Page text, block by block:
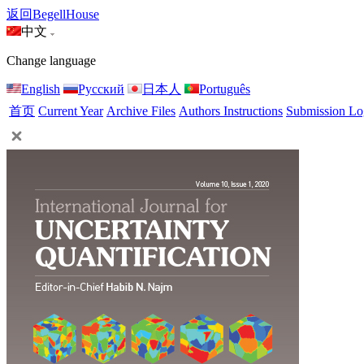
返回BegellHouse
中文
Change language
English Русский 日本人
Português
首页 Current Year Archive Files Authors Instructions Submission